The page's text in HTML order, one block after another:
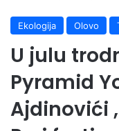
Ekologija Olovo
U julu
Pyramid
Ajdinovići